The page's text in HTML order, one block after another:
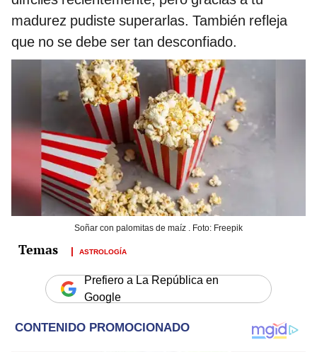
madurez pudiste superarlas. También refleja
que no se debe ser tan desconfiado.
Soñar con palomitas de maíz . Foto: Freepik
ASTROLOGÍA
Prefiero a La República en
Google